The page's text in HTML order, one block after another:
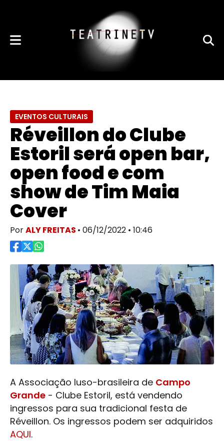
EVENTOS CULTURAIS
Réveillon do Clube
Estoril será open bar,
open food e com
show de Tim Maia
Cover
PorALY FREITAS • 06/12/2022 • 10:46
A Associação luso-brasileira de Campo
Grande - Clube Estoril, está vendendo
ingressos para sua tradicional festa de
Réveillon. Os ingressos podem ser adquiridos
AQUI.